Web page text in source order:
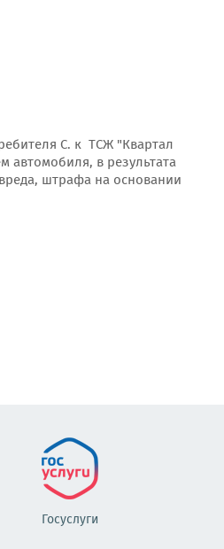
С. к ТСЖ "Квартал
в результата
штрафа на основании
Госуслуги